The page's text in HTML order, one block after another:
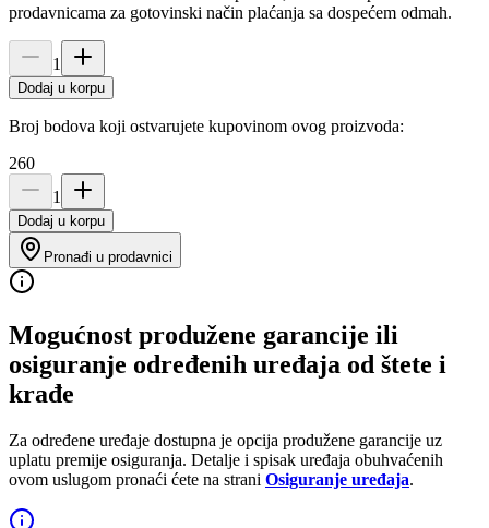
prodavnicama za gotovinski način plaćanja sa dospećem odmah.
1
Dodaj u korpu
Broj bodova koji ostvarujete kupovinom ovog proizvoda:
260
1
Dodaj u korpu
Pronađi u prodavnici
Mogućnost produžene garancije ili
osiguranje određenih uređaja od štete i
krađe
Za određene uređaje dostupna je opcija produžene garancije uz
uplatu premije osiguranja. Detalje i spisak uređaja obuhvaćenih
ovom uslugom pronaći ćete na strani Osiguranje uređaja.